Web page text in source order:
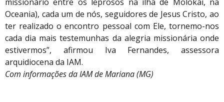
Oceania), cada um de nós, seguidores de Jesus Cristo, ao
ter realizado o encontro pessoal com Ele, tornemo-nos
cada dia mais testemunhas da alegria missionária onde
estivermos”, afirmou Iva Fernandes, assessora
arquidiocena da IAM.
Com informações da IAM de Mariana (MG)